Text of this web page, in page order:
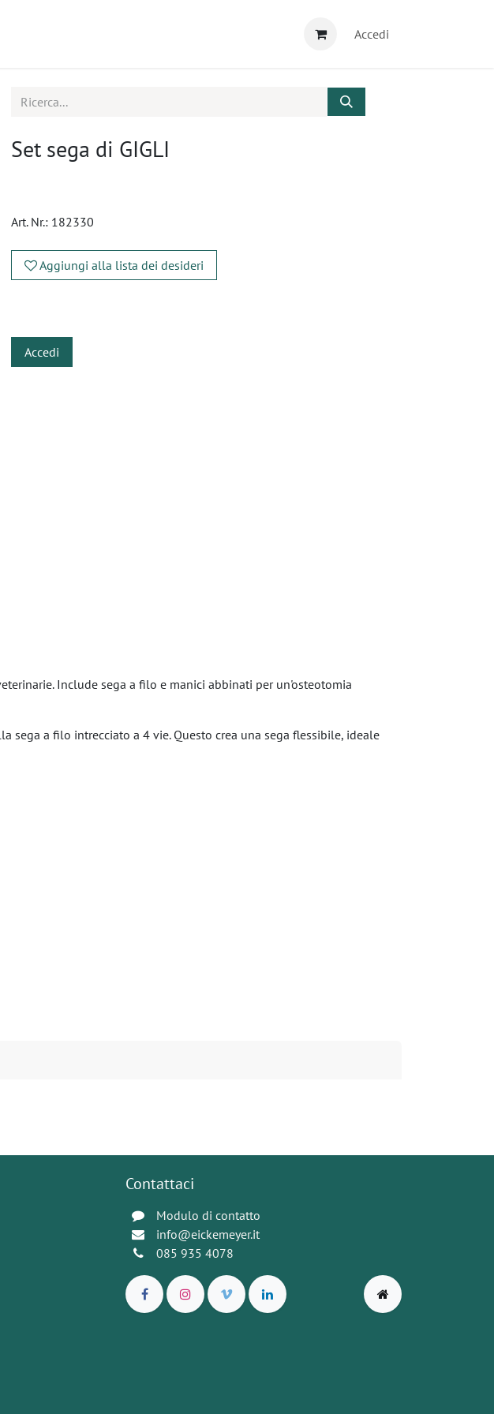
Accedi
Set sega di GIGLI
Art. Nr.: 182330
Aggiungi alla lista dei desideri
Accedi
Include sega a filo e manici abbinati per un'osteotomia
sega a filo intrecciato a 4 vie. Questo crea una sega flessibile, ideale
Contattaci
Modulo di contatto
info@eickemeyer.it
085 935 4078